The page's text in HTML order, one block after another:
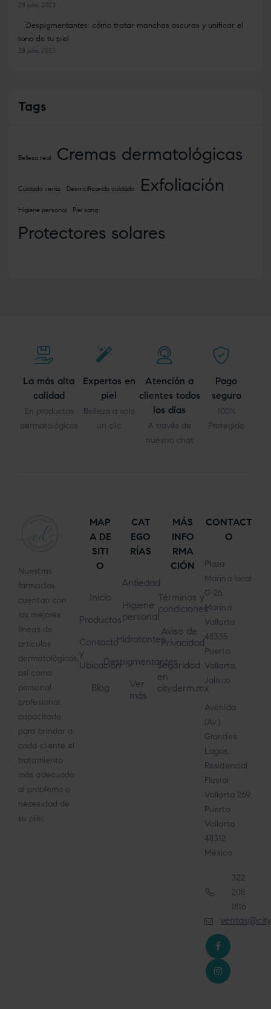
28 julio, 2023
Despigmentantes: cómo tratar manchas oscuras y unificar el
tono de tu piel
28 julio, 2023
Tags
Belleza real Cremas dermatológicas
Cuidado veraz Desmitificando cuidado Exfoliación
Higiene personal Piel sana
Protectores solares
La más alta
calidad
En productos
dermatológicos
Expertos en
piel
Belleza a solo
un clic
Atención a
clientes todos
los días
A través de
nuestro chat
Pago
seguro
100%
Protegido
Nuestras
farmacias
cuentan con
las mejores
líneas de
artículos
dermatológicos,
así como
personal
profesional,
capacitado
para brindar a
cada cliente el
tratamiento
más adecuado
al problema o
necesidad de
su piel.
MAP
A DE
SITI
O
Inicio
Productos
Contacto
y
Ubicación
Blog
CAT
EGO
RÍAS
Antiedad
Higiene
personal
Hidratantes
Despigmentantes
Ver
más
MÁS
INFO
RMA
CIÓN
Términos y
condiciones
Aviso de
Privacidad
Seguridad
en
cityderm.mx
CONTACT
O
Plaza
Marina local
G-26,
Marina
Vallarta
48335
Puerto
Vallarta,
Jalisco
Avenida
(Av.).
Grandes
Lagos,
Residencial
Fluvial
Vallarta 269,
Puerto
Vallarta
48312
México
322
208
1816